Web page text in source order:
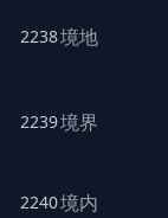
2238境地
2239境界
2240境内